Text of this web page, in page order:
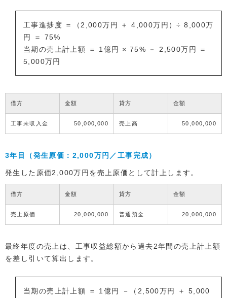
工事進捗度 ＝（2,000万円 ＋ 4,000万円）÷ 8,000万
円 ＝ 75%
当期の売上計上額 ＝ 1億円 × 75% － 2,500万円 ＝
5,000万円
借方 金額 貸方 金額
工事未収入金 50,000,000 売上高 50,000,000
3年目（発生原価：2,000万円／工事完成）
発生した原価2,000万円を売上原価として計上します。
借方 金額 貸方 金額
売上原価 20,000,000 普通預金 20,000,000
最終年度の売上は、工事収益総額から過去2年間の売上計上額
を差し引いて算出します。
当期の売上計上額 ＝ 1億円 －（2,500万円 ＋ 5,000